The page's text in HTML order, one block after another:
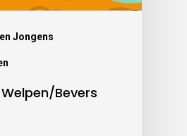
Jongens
Bevers